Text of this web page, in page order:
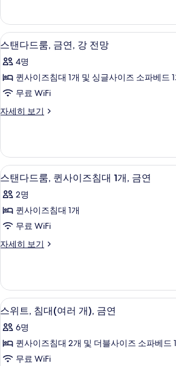
이
즈
침
대
1
개,
금
진
모
두
보
기
룸,
퀸
사
즈
침
개,
금
세
보
기
스
탠
다
드
금
강
전
망
사
진
모
두
고급 침구,
6
스탠다드룸, 금연, 강 전망
4명
퀸사이즈침대 1개 및 싱글사이즈 소파베드 1
무료 WiFi
자세히 보기
스
룸,
금
연,
전
망
세
히
보
스
탠
다
드
퀸
이
즈
침
대
1
개,
스탠다드
9
스탠다드룸, 퀸사이즈침대 1개, 금연
2명
퀸사이즈침대 1개
무료 WiFi
자세히 보기
스
룸,
퀸
사
즈
침
스
위
트,
침
고급 침구,
4
스위트, 침대(여러 개), 금연
6명
퀸사이즈침대 2개 및 더블사이즈 소파베드
무료 WiFi